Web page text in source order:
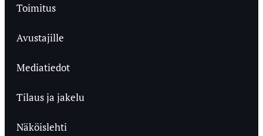
Toimitus
Avustajille
Mediatiedot
Tilaus ja jakelu
Näköislehti